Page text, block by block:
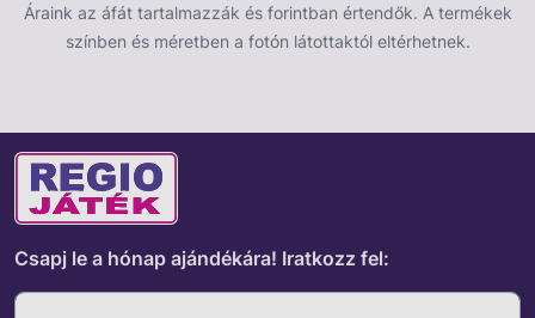
Áraink az áfát tartalmazzák és forintban értendők. A termékek
színben és méretben a fotón látottaktól eltérhetnek.
Csapj le a hónap ajándékára! Iratkozz fel: